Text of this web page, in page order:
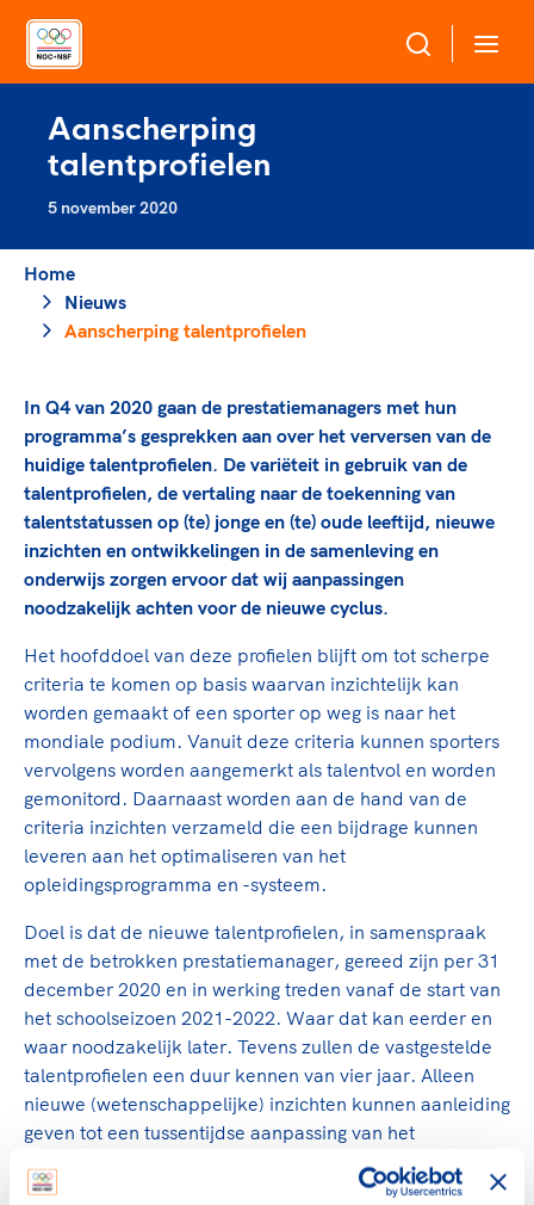
Over NOC*NSF
Sportagenda 2032
Algemene Vergadering
Raad van Toezicht en Bestuur
Merkbescherming NOC*NSF
Onze partners
Geven aan Sport
Sportonderzoek
Sportakkoord II
Game Changer
TeamNL kids
Olympische geschiedenis
Nieuwspagina
Columns
Sport gaat niet vanzelf
Sport verenigt. Op sportclubs, pleintjes, tijdens
een rondje fietsen, door samen te skaten of naar
de sportschool te gaan. Door samen te juichen
Groot en het Nederlands Elftal. Of met trots te
Sportdeelname
Bonden en professionals in de sport
Beleidsmedewerkers
Coördinatoren en opleiders
Trainer-coaches
Officials
Veilige en integere sport
Diversiteit en inclusie
Gezonde sportomgeving
Duurzaamheid
Bekwaam sportkader
Vitale clubs en bestuurlijk kader
Sportmatch
Clubacties
Handboek Wet- en Regelgeving
High5 Stappenplan
Ruimte voor sport
Clubondersteuning
Beroepskrachten
Samen voor een veilige
Topsport
Atletencommissie
Paralympische Talentdag
TeamNL Academie Kalender
TeamNL Sport Science Centre
Olympische Spelen LA28
Paralympische Spelen LA28
Europese Spelen Istanbul 2027
Topsportbeleid
Topsportfinanciering
Maatschappelijke waarde topsport
Top teamsportcompetities
De TeamNL Academie
De TeamNL Academie biedt een leer- en
ontwikkelprogramma voor de volgende functies
binnen TeamNL programma's: experts, coaches,
Voor bonden
Pers
Aanscherping
talentprofielen
5 november 2020
Home
Nieuws
Aanscherping talentprofielen
In Q4 van 2020 gaan de prestatiemanagers met hun
programma’s gesprekken aan over het verversen van de
huidige talentprofielen. De variëteit in gebruik van de
talentprofielen, de vertaling naar de toekenning van
talentstatussen op (te) jonge en (te) oude leeftijd, nieuwe
inzichten en ontwikkelingen in de samenleving en
onderwijs zorgen ervoor dat wij aanpassingen
noodzakelijk achten voor de nieuwe cyclus.
Het hoofddoel van deze profielen blijft om tot scherpe
criteria te komen op basis waarvan inzichtelijk kan
worden gemaakt of een sporter op weg is naar het
mondiale podium. Vanuit deze criteria kunnen sporters
vervolgens worden aangemerkt als talentvol en worden
gemonitord. Daarnaast worden aan de hand van de
criteria inzichten verzameld die een bijdrage kunnen
leveren aan het optimaliseren van het
opleidingsprogramma en -systeem.
Doel is dat de nieuwe talentprofielen, in samenspraak
met de betrokken prestatiemanager, gereed zijn per 31
december 2020 en in werking treden vanaf de start van
het schoolseizoen 2021-2022. Waar dat kan eerder en
waar noodzakelijk later. Tevens zullen de vastgestelde
talentprofielen een duur kennen van vier jaar. Alleen
nieuwe (wetenschappelijke) inzichten kunnen aanleiding
geven tot een tussentijdse aanpassing van het